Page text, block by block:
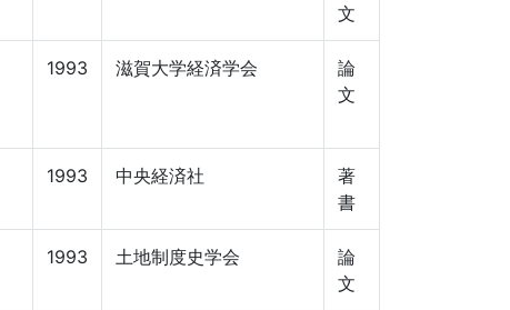
文
1993 滋賀大学経済学会
論
文
1993 中央経済社
著
書
1993 土地制度史学会
論
文